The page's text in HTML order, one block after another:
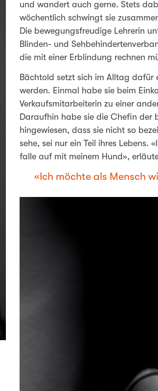
und wandert auch gerne. Stets
wöchentlich schwingt sie
Die bewegungsfreudige Lehrerin
Blinden- und
die mit einer Erblindung rechnen
Bächtold setzt sich im Alltag dafür
werden. Einmal habe sie beim
Verkaufsmitarbeiterin zu einer
Daraufhin habe sie die Chefin
hingewiesen, dass sie nicht so
sehe, sei nur ein Teil ihres Lebens.
falle auf mit meinem Hund»,
Ich möchte als Mensch